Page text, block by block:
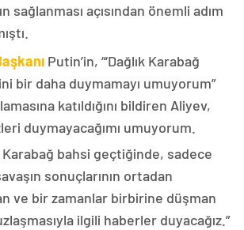
sağlanması açısından önemli adım
Putin’in, “‘Dağlık Karabağ
bir daha duymamayı umuyorum”
katıldığını bildiren Aliyev,
duymayacağımı umuyorum.
Karabağ bahsi geçtiğinde, sadece
sonuçlarının ortadan
ve bir zamanlar birbirine düşman
ilgili haberler duyacağız.”